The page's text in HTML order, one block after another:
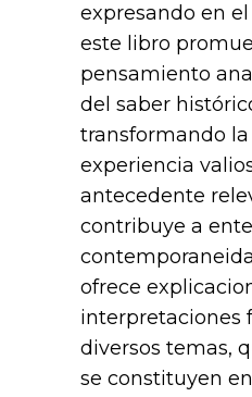
expresando en
este libro
pensamiento
del saber
transformando
experiencia
antecedente
contribuye a
ofrece
interpretaciones
diversos temas,
se constituyen